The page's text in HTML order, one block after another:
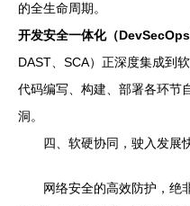
的全生命周期。
开发安全一体化（DevSecOps
DAST、SCA）正深度集成到
代码编写、构建、部署各环节
洞。
四、软硬协同，驶入发展
网络安全的高效防护，绝